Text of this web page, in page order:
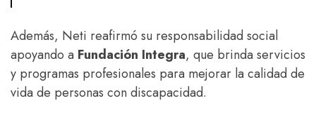
Además, Neti reafirmó su responsabilidad social
apoyando a Fundación Integra, que brinda servicios
y programas profesionales para mejorar la calidad de
vida de personas con discapacidad.